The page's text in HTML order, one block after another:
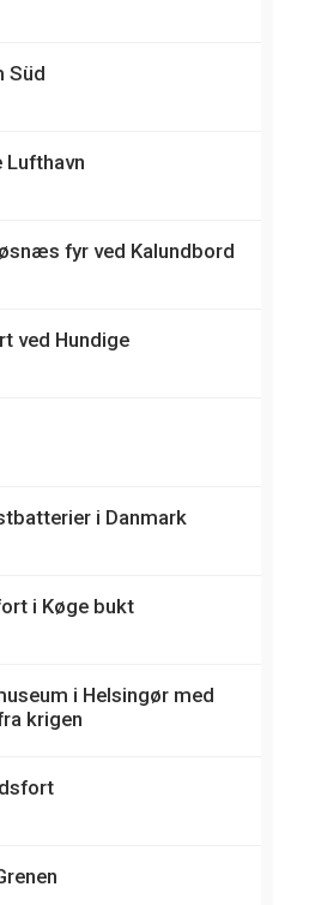
Süd
Lufthavn
fyr ved Kalundbord
ved Hundige
i Danmark
i Køge bukt
i Helsingør med
krigen